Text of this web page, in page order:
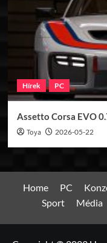
Hírek PC
Assetto Corsa EVO
Toya 2026-05-22
Home PC
Sport
Média